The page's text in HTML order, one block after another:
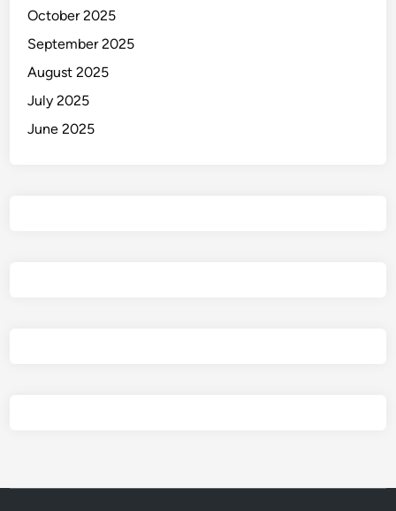
October 2025
September 2025
August 2025
July 2025
June 2025